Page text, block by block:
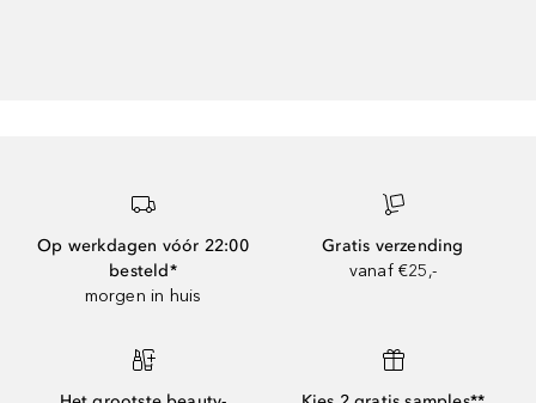
Op werkdagen vóór 22:00
besteld*
morgen in huis
Gratis verzending
vanaf €25,-